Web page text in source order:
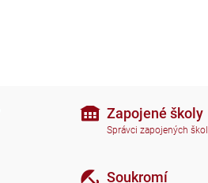
Zapojené školy
Správci zapojených škol
Soukromí